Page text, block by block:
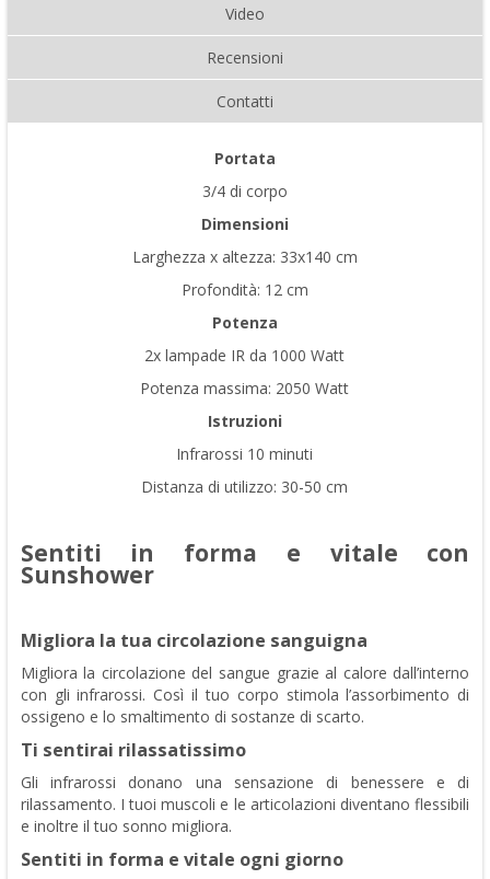
Video
Recensioni
Contatti
Portata
3/4 di corpo
Dimensioni
Larghezza x altezza: 33x140 cm
Profondità: 12 cm
Potenza
2x lampade IR da 1000 Watt
Potenza massima: 2050 Watt
Istruzioni
Infrarossi 10 minuti
Distanza di utilizzo: 30-50 cm
Sentiti in forma e vitale con
Sunshower
Migliora la tua circolazione sanguigna
Migliora la circolazione del sangue grazie al calore dall’interno
con gli infrarossi. Così il tuo corpo stimola l’assorbimento di
ossigeno e lo smaltimento di sostanze di scarto.
Ti sentirai rilassatissimo
Gli infrarossi donano una sensazione di benessere e di
rilassamento. I tuoi muscoli e le articolazioni diventano flessibili
e inoltre il tuo sonno migliora.
Sentiti in forma e vitale ogni giorno